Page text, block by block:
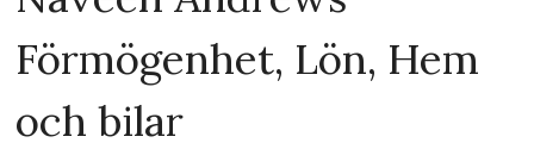
Förmögenhet, Lön, Hem
och bilar